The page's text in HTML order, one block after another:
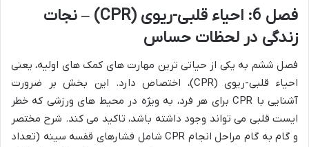
فصل 6: احیاء قلبی-ریوی (CPR) – نجات
زندگی در لحظات حساس
فصل ششم به یکی از حیاتی ترین مهارت های کمک های اولیه، یعنی
احیاء قلبی-ریوی (CPR)، اختصاص دارد. این بخش بر ضرورت
آشنایی با CPR برای هر فرد، به ویژه در محیط های ورزشی که خطر
ایست قلبی می تواند وجود داشته باشد، تاکید می کند. شرح مختصر
و گام به گام مراحل انجام CPR شامل فشارهای قفسه سینه (تعداد